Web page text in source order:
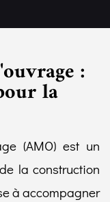
:
la
(AMO) est un
la construction
à accompagner